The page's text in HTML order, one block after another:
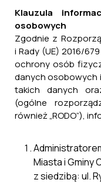
Klauzula
osobowych
Zgodnie z
i Rady (UE) 2016/
ochrony osób
danych osobowych
takich danych
(ogólne
również „RODO”),
Miasta i Gminy
z siedzibą: ul.